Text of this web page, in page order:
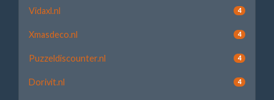
Vidaxl.nl 4
Xmasdeco.nl 4
Puzzeldiscounter.nl 4
Dorivit.nl 4